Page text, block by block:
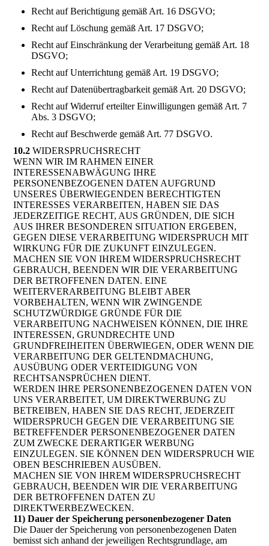
Recht auf Berichtigung gemäß Art. 16 DSGVO;
Recht auf Löschung gemäß Art. 17 DSGVO;
Recht auf Einschränkung der Verarbeitung gemäß Art. 18
DSGVO;
Recht auf Unterrichtung gemäß Art. 19 DSGVO;
Recht auf Datenübertragbarkeit gemäß Art. 20 DSGVO;
Recht auf Widerruf erteilter Einwilligungen gemäß Art. 7
Abs. 3 DSGVO;
Recht auf Beschwerde gemäß Art. 77 DSGVO.
10.2 WIDERSPRUCHSRECHT
WENN WIR IM RAHMEN EINER
INTERESSENABWÄGUNG IHRE
PERSONENBEZOGENEN DATEN AUFGRUND
UNSERES ÜBERWIEGENDEN BERECHTIGTEN
INTERESSES VERARBEITEN, HABEN SIE DAS
JEDERZEITIGE RECHT, AUS GRÜNDEN, DIE SICH
AUS IHRER BESONDEREN SITUATION ERGEBEN,
GEGEN DIESE VERARBEITUNG WIDERSPRUCH MIT
WIRKUNG FÜR DIE ZUKUNFT EINZULEGEN.
MACHEN SIE VON IHREM WIDERSPRUCHSRECHT
GEBRAUCH, BEENDEN WIR DIE VERARBEITUNG
DER BETROFFENEN DATEN. EINE
WEITERVERARBEITUNG BLEIBT ABER
VORBEHALTEN, WENN WIR ZWINGENDE
SCHUTZWÜRDIGE GRÜNDE FÜR DIE
VERARBEITUNG NACHWEISEN KÖNNEN, DIE IHRE
INTERESSEN, GRUNDRECHTE UND
GRUNDFREIHEITEN ÜBERWIEGEN, ODER WENN DIE
VERARBEITUNG DER GELTENDMACHUNG,
AUSÜBUNG ODER VERTEIDIGUNG VON
RECHTSANSPRÜCHEN DIENT.
WERDEN IHRE PERSONENBEZOGENEN DATEN VON
UNS VERARBEITET, UM DIREKTWERBUNG ZU
BETREIBEN, HABEN SIE DAS RECHT, JEDERZEIT
WIDERSPRUCH GEGEN DIE VERARBEITUNG SIE
BETREFFENDER PERSONENBEZOGENER DATEN
ZUM ZWECKE DERARTIGER WERBUNG
EINZULEGEN. SIE KÖNNEN DEN WIDERSPRUCH WIE
OBEN BESCHRIEBEN AUSÜBEN.
MACHEN SIE VON IHREM WIDERSPRUCHSRECHT
GEBRAUCH, BEENDEN WIR DIE VERARBEITUNG
DER BETROFFENEN DATEN ZU
DIREKTWERBEZWECKEN.
11) Dauer der Speicherung personenbezogener Daten
Die Dauer der Speicherung von personenbezogenen Daten
bemisst sich anhand der jeweiligen Rechtsgrundlage, am